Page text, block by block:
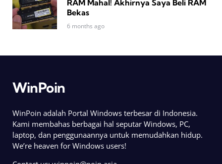
RAM Mahal! Akhirnya Saya Beli RAM
Bekas
6 months ago
WinPoin
WinPoin adalah Portal Windows terbesar di Indonesia.
Kami membahas berbagai hal seputar Windows, PC,
laptop, dan penggunaannya untuk memudahkan hidup.
We’re heaven for Windows users!